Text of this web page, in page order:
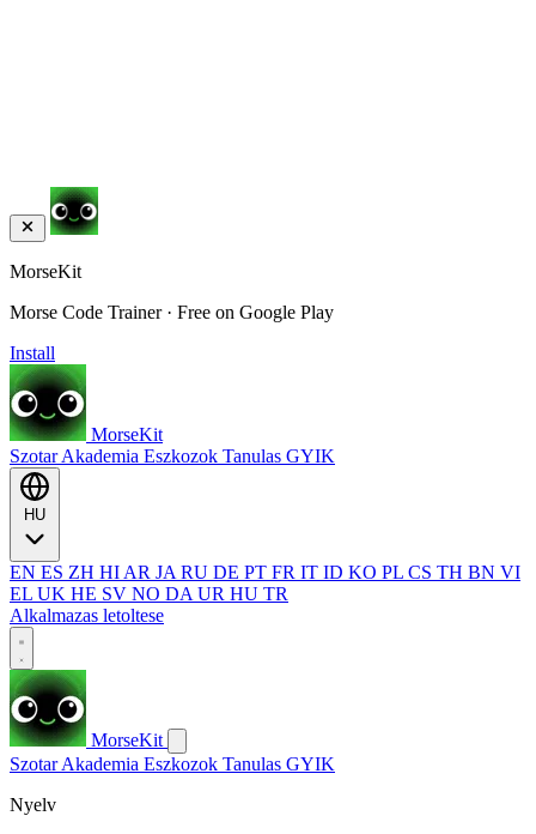
MorseKit
Morse Code Trainer · Free on Google Play
Install
MorseKit
SzotarAkademia Eszkozok Tanulas GYIK
EN ES ZH HI AR JA RU DE PT FR IT ID KO PL CS TH BN VI
EL UK HE SV NO DA UR HU TR
Alkalmazas letoltese
MorseKit
SzotarAkademia Eszkozok Tanulas GYIK
Nyelv